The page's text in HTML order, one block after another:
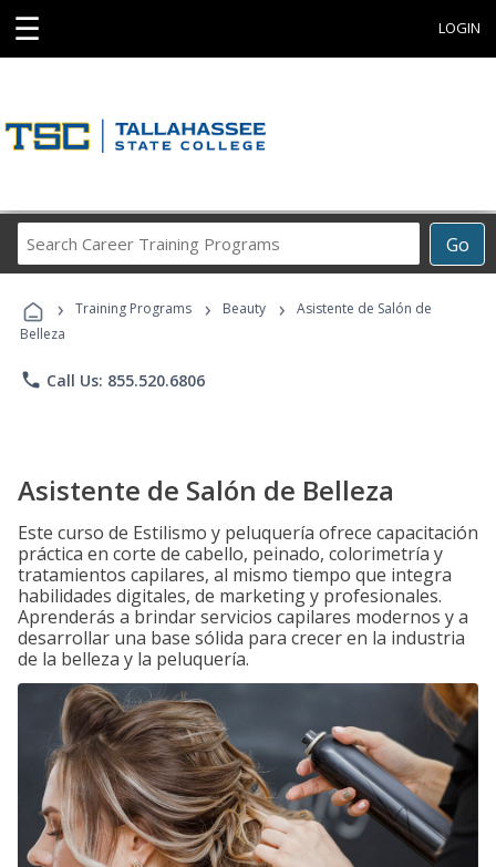
☰ LOGIN
Go
Career
Programs
› Training Programs › Beauty ›
Asistente de Salón de
Belleza
phone Call Us: 855.520.6806
Asistente de Salón de Belleza
Este curso de Estilismo y peluquería ofrece capacitación
práctica en corte de cabello, peinado, colorimetría y
tratamientos capilares, al mismo tiempo que integra
habilidades digitales, de marketing y profesionales.
Aprenderás a brindar servicios capilares modernos y a
desarrollar una base sólida para crecer en la industria
de la belleza y la peluquería.